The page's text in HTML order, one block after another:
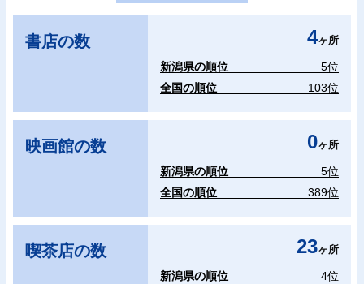
書店の数 4ヶ所
新潟県の順位
5位
全国の順位
103位
映画館の数 0ヶ所
新潟県の順位
5位
全国の順位
389位
喫茶店の数 23ヶ所
新潟県の順位
4位